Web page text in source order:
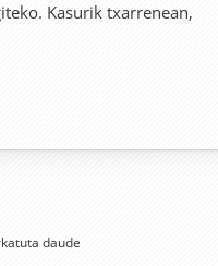
Kasurik txarrenean,
daude